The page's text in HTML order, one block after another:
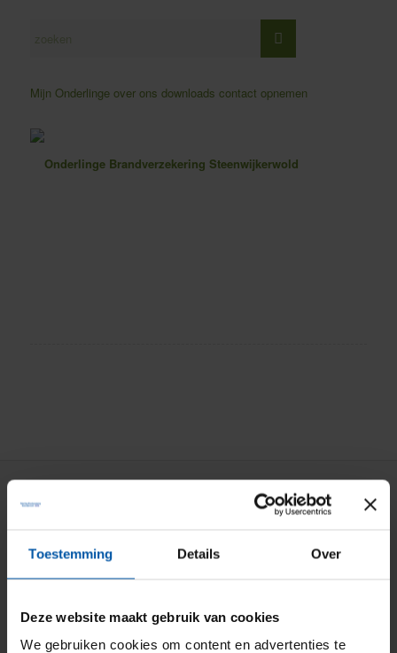
Toestemming Details Over
Deze website maakt gebruik van cookies
We gebruiken cookies om content en advertenties te
Mijn Onderlinge over ons downloads contact opnemen
Aansprakelijkheid
Auto
Bromfiets
Caravan